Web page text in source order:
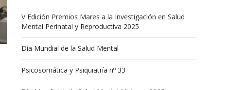
V Edición Premios Mares a la Investigación en Salud
Mental Perinatal y Reproductiva 2025
Día Mundial de la Salud Mental
Psicosomática y Psiquiatría nº 33